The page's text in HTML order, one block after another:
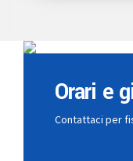
Orari e
Contattaci per